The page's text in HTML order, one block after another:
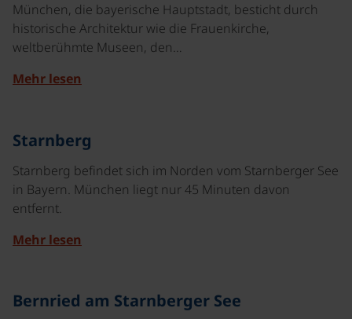
München, die bayerische Hauptstadt, besticht durch
historische Architektur wie die Frauenkirche,
weltberühmte Museen, den…
Mehr lesen
Starnberg
Starnberg befindet sich im Norden vom Starnberger See
in Bayern. München liegt nur 45 Minuten davon
entfernt.
Mehr lesen
Bernried am Starnberger See